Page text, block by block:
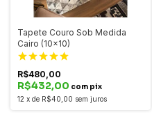
Tapete Couro Sob Medida
Cairo (10x10)
R$480,00
R$432,00 com pix
12 x de R$40,00 sem juros